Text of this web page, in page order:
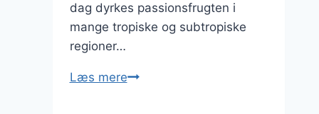
dag dyrkes passionsfrugten i
mange tropiske og subtropiske
regioner…
Læs merePassionsfrugt